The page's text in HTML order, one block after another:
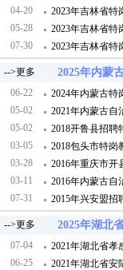
04-20
告05-28
教师调档和资格复审通知
07-30
2023年吉林省特
2023年吉林省特
2023年吉林省特
-->更多
06-22
05-02
05-02
03-05
03-28
招聘公告
03-11
07-31
2025年内蒙
2024年内蒙古特
2021年内蒙古自
2018开鲁县招聘
2018包头市特岗
2016年重庆市开
2016年内蒙古自
2015年兴安盟招
-->更多
07-04
日17点）
06-25
2025年湖北
2021年湖北省孝
2021年湖北省安